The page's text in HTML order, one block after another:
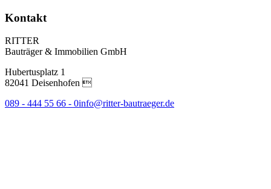
Kontakt
RITTER
Bauträger & Immobilien GmbH
Hubertusplatz 1
82041 Deisenhofen 
089 - 444 55 66 - 0info@ritter-bautraeger.de